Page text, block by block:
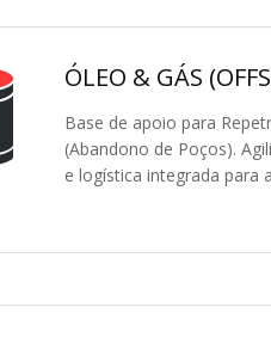
ÓLEO & GÁS
Base de apoio para
(Abandono de Poços).
e logística integrada para